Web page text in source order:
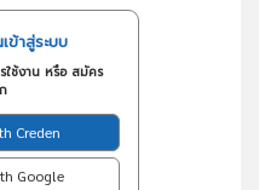
ข้าสู่ระบบ
ใช้งาน หรือ สมัคร
Creden
Google